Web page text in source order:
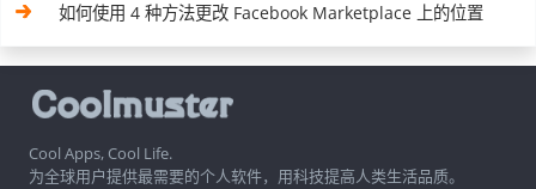
如何使用 4 种方法更改 Facebook Marketplace 上的位置
Cool Apps, Cool Life.
为全球用户提供最需要的个人软件，用科技提高人类生活品质。